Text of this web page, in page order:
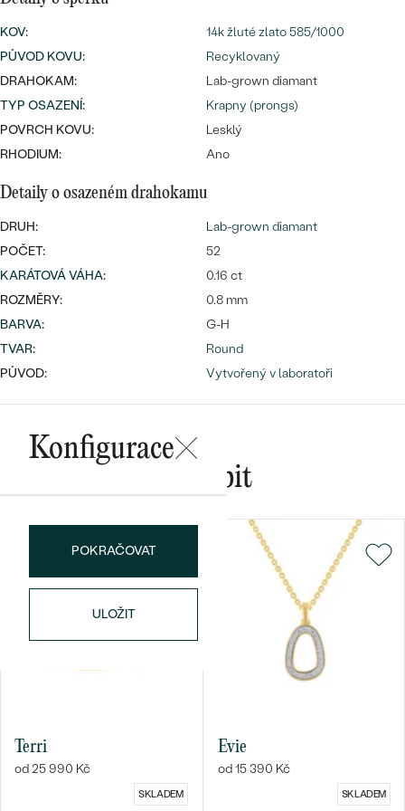
Wave kolekce
PODLE TVARU KAMENE
NA MÍRU
Bestsellery
OBJEVIT
PROHLÉDNOUT
Personalizované
přívěsky
OBJEVIT
Nejprodávanější
prsteny
PROHLÉDNOUT
KOV:
14k žluté zlato 585/1000
PŮVOD KOVU:
Recyklovaný
DRAHOKAM:
Lab-grown diamant
TYP OSAZENÍ:
Krapny (prongs)
POVRCH KOVU:
Lesklý
RHODIUM:
Ano
Detaily o osazeném drahokamu
DRUH:
Lab-grown diamant
POČET:
52
KARÁTOVÁ VÁHA:
0.16 ct
ROZMĚRY:
0.8 mm
BARVA:
G-H
TVAR:
Round
PŮVOD:
Vytvořený v laboratoři
Konfigurace
POKRAČOVAT
ULOŽIT
Mohlo by se vám líbit
Terri
od 25 990 Kč
SKLADEM
Evie
od 15 390 Kč
SKLADEM